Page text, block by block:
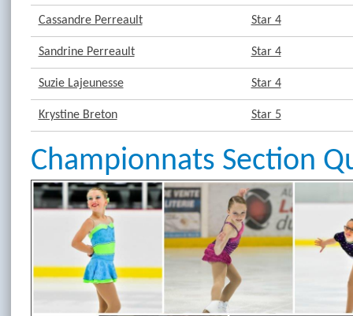
Cassandre Perreault Star 4
Sandrine Perreault Star 4
Suzie Lajeunesse Star 4
Krystine Breton Star 5
Championnats Section